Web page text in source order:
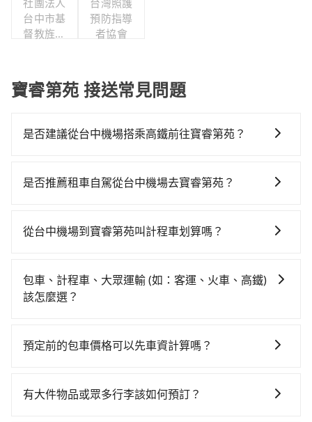
社團法人
台中市基
督教旌旗
台灣照護
預防指導
者協會
寶睿第苑 接送常見問題
是否建議從台中機場搭乘高鐵前往寶睿第苑？
時、轉車麻煩！從最早06:05一直到22:59，台中-新竹一
900元、車程約31分鐘。抵達高鐵站後，步行進站、現
票價410元，再用5分鐘出站、等待車站前排班的計程
車，搭上小黃後約花26分鐘、車費400元後，抵達寶睿
中市少部分小黃司機不按表收費，看乘客是外地人便漫
鐵而不預約包車，不僅至少額外負擔60元車資，而且更
是否推薦租車自駕從台中機場去寶睿第苑？
時不需要閉目養神（因為要自己開車），最重要的是你
$115~205承租小轎車，每公里再額外加收$3.2，從台中
機場到寶睿第苑的花費預估為$1,150~1,650（金額差異
估進去，但額外的汽車保險與可能的罰單都需自付。再
數超過四位，更是沒有較大的七人座或九人座可供選
從台中機場到寶睿第苑叫計程車划算嗎？
灣大車隊、Uber、Line Taxi、Yoxi等。依照里程跳錶計
算，價格約為2,175~2,600元間，但如改預約tripool可
被坑受騙。綜合以上，無論在價格或服務品質上，
包車、計程車、大眾運輸 (如：客運、火車、高鐵)
該怎麼選？
擇： 預算：不同交通工具價格不同，可先確定您的預
比較寬鬆且不介意耗時轉乘可選大眾運輸或較貴的計程
預定前的包車價格可以先車資計算嗎？
無隱藏費用，讓您可以隨時掌握交通開支。
有大件物品或眾多行李該如何預訂？